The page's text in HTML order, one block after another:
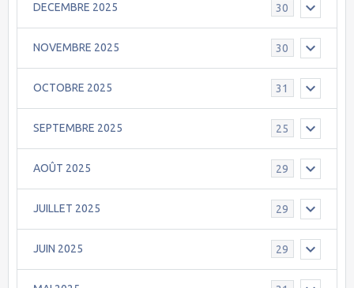
DECEMBRE 2025 30
NOVEMBRE 2025 30
OCTOBRE 2025 31
SEPTEMBRE 2025 25
AOÛT 2025 29
JUILLET 2025 29
JUIN 2025 29